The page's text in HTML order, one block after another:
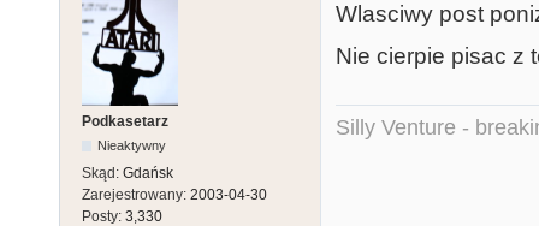
Podkasetarz
Nieaktywny
Skąd: Gdańsk
Zarejestrowany: 2003-04-30
Posty: 3,330
Wlasciwy post
Nie cierpie pisac z
Silly Venture -